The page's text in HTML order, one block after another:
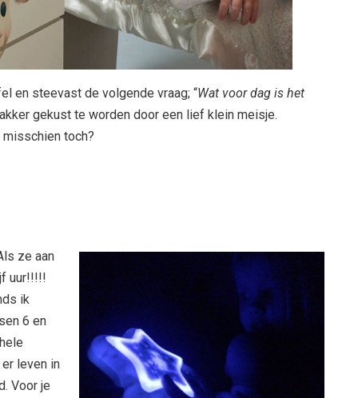
en steevast de volgende vraag; “Wat voor dag is het
gekust te worden door een lief klein meisje.
toch?
ze aan
uur!!!!!
ik
6 en
leven in
Voor je